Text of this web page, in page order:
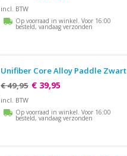
incl. BTW
Op voorraad in winkel. Voor 16:00
besteld, vandaag verzonden
Unifiber Core Alloy Paddle Zwart
€ 49,95 € 39,95
incl. BTW
Op voorraad in winkel. Voor 16:00
besteld, vandaag verzonden